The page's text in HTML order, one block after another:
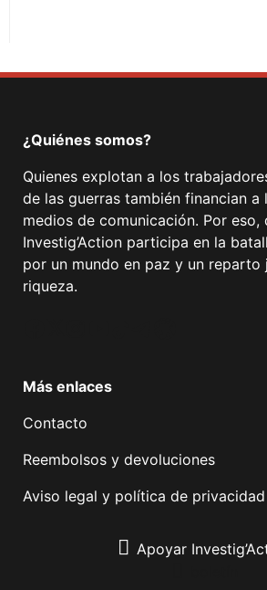
¿Quiénes somos?
Quienes explotan a los
de las guerras también financian a
medios de comunicación. Por eso,
Investig’Action participa en la
por un mundo en paz y un reparto
riqueza.
Más enlaces
Contacto
Reembolsos y devoluciones
Aviso legal y política de privacidad
Apoyar